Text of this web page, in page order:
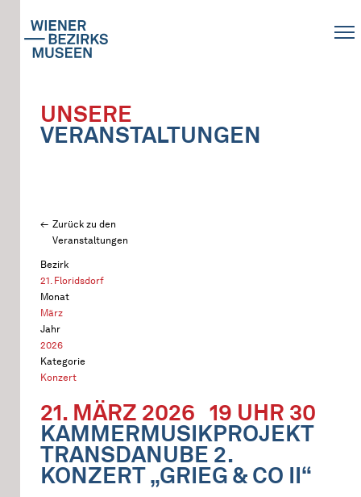
UNSERE
VERANSTALTUNGEN
Zurück zu den
Veranstaltungen
Bezirk
21. Floridsdorf
Monat
März
Jahr
2026
Kategorie
Konzert
21. MÄRZ 2026 19 UHR 30
KAMMERMUSIKPROJEKT
TRANSDANUBE 2.
KONZERT „GRIEG & CO II“